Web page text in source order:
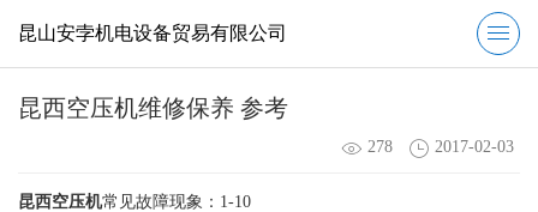
昆山安孛机电设备贸易有限公司
昆西空压机维修保养 参考
278 2017-02-03
昆西空压机常见故障现象：1-10